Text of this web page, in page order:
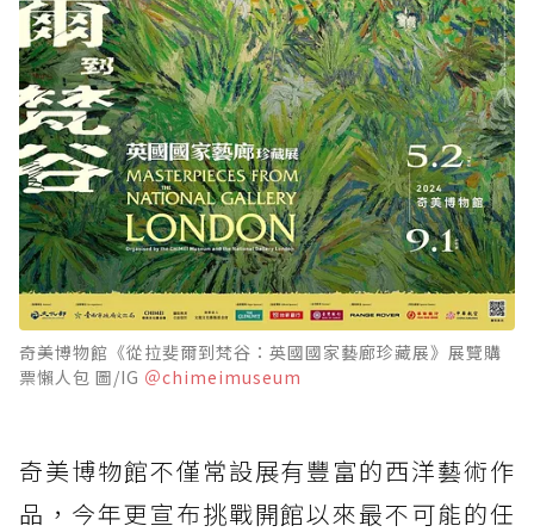
奇美博物館《從拉斐爾到梵谷：英國國家藝廊珍藏展》展覽購
票懶人包 圖/IG ＠chimeimuseum
奇美博物館不僅常設展有豐富的西洋藝術作
品，今年更宣布挑戰開館以來最不可能的任